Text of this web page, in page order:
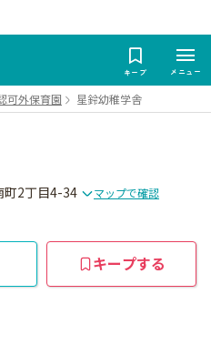
キープ メニュー
可外保育園 星鈴幼稚学舎
町2丁目4-34 マップで確認
キープする